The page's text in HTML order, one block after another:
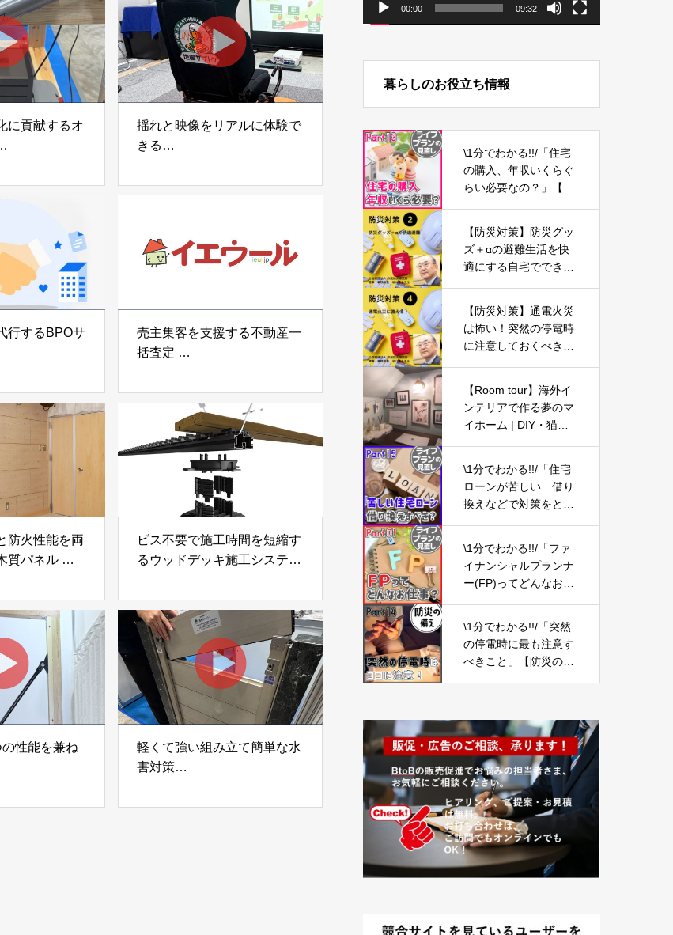
に貢献するオ
揺れと映像をリアルに体験で
きる
「地震ザブトン」
行するBPOサ
売主集客を支援する不動産一
括査定
Speee
防火性能を両
質パネル
合同会社サ
ビス不要で施工時間を短縮す
るウッドデッキ施工システム
JAPAN
性能を兼ね
軽くて強い組み立て簡単な水
害対策
ー」
00:00 09:32
暮らしのお役立ち情報
\1分でわかる!!/「住宅
の購入、年収いくらぐ
らい必要なの？」【ラ
【防災対策】防災グッ
ズ＋αの避難生活を快
適にする自宅でできる
【防災対策】通電火災
は怖い！突然の停電時
に注意しておくべきこ
【Room tour】海外イ
ンテリアで作る夢のマ
イホーム | DIY・猫と
\1分でわかる!!/「住宅
ローンが苦しい…借り
換えなどで対策をとる
\1分でわかる!!/「ファ
イナンシャルプランナ
ー(FP)ってどんなお仕
\1分でわかる!!/「突然
の停電時に最も注意す
べきこと」【防災の備